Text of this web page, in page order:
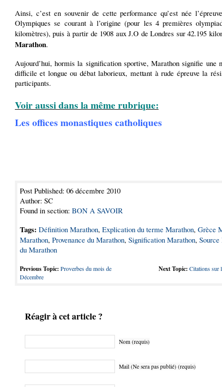
Ainsi, c’est en souvenir de cette performance qu’est née
Olympiques se courant à l’origine (pour les 4 premières
kilomètres), puis à partir de 1908 aux J.O de Londres sur 42.195
Marathon.
Aujourd’hui, hormis la signification sportive, Marathon signifie une
difficile et longue ou débat laborieux, mettant à rude épreuve la
participants.
Voir aussi dans la même rubrique:
Les offices monastiques catholiques
Post Published: 06 décembre 2010
Author: SC
Found in section: BON A SAVOIR
Tags: Définition Marathon, Explication du terme Marathon, Grèce
Marathon, Provenance du Marathon, Signification Marathon, Source
du Marathon
Previous Topic: Proverbes du mois de
Décembre
Next Topic: Citations sur
Réagir à cet article ?
Nom (requis)
Mail (Ne sera pas publié) (requis)